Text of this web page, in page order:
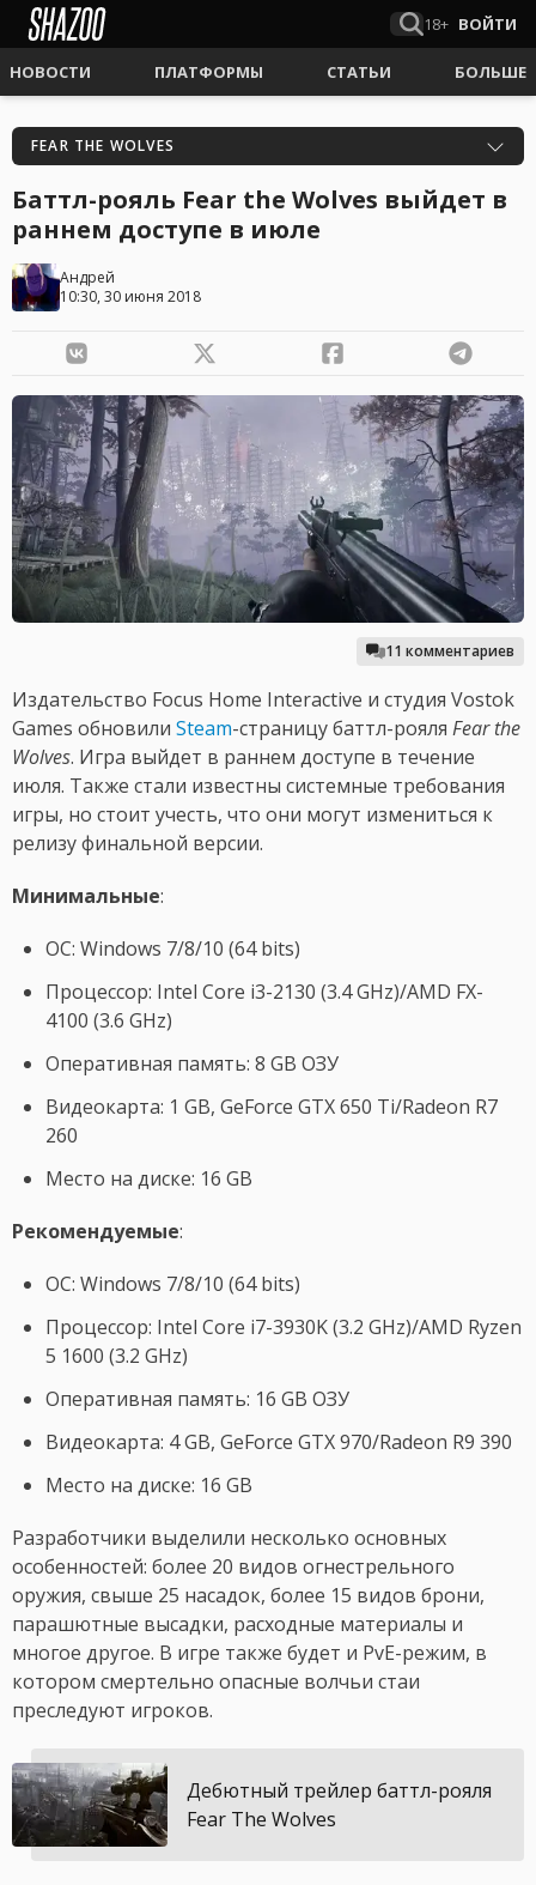
18+ ВОЙТИ
НОВОСТИ ПЛАТФОРМЫ СТАТЬИ БОЛЬШЕ
FEAR THE WOLVES
Баттл-рояль Fear the Wolves выйдет в
раннем доступе в июле
Андрей
10:30, 30 июня 2018
11 комментариев
Издательство Focus Home Interactive и студия Vostok
Games обновили Steam-страницу баттл-рояля Fear the
Wolves. Игра выйдет в раннем доступе в течение
июля. Также стали известны системные требования
игры, но стоит учесть, что они могут измениться к
релизу финальной версии.
Минимальные:
ОС: Windows 7/8/10 (64 bits)
Процессор: Intel Core i3-2130 (3.4 GHz)/AMD FX-
4100 (3.6 GHz)
Оперативная память: 8 GB ОЗУ
Видеокарта: 1 GB, GeForce GTX 650 Ti/Radeon R7
260
Место на диске: 16 GB
Рекомендуемые:
ОС: Windows 7/8/10 (64 bits)
Процессор: Intel Core i7-3930K (3.2 GHz)/AMD Ryzen
5 1600 (3.2 GHz)
Оперативная память: 16 GB ОЗУ
Видеокарта: 4 GB, GeForce GTX 970/Radeon R9 390
Место на диске: 16 GB
Разработчики выделили несколько основных
особенностей: более 20 видов огнестрельного
оружия, свыше 25 насадок, более 15 видов брони,
парашютные высадки, расходные материалы и
многое другое. В игре также будет и PvE-режим, в
котором смертельно опасные волчьи стаи
преследуют игроков.
Дебютный трейлер баттл-рояля
Fear The Wolves